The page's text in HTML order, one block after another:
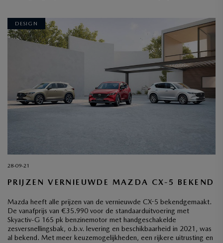
DESIGN
28-09-21
PRIJZEN VERNIEUWDE MAZDA CX-5 BEKEND
Mazda heeft alle prijzen van de vernieuwde CX-5 bekendgemaakt.
De vanafprijs van €35.990 voor de standaarduitvoering met
Skyactiv-G 165 pk benzinemotor met handgeschakelde
zesversnellingsbak, o.b.v. levering en beschikbaarheid in 2021, was
al bekend. Met meer keuzemogelijkheden, een rijkere uitrusting en